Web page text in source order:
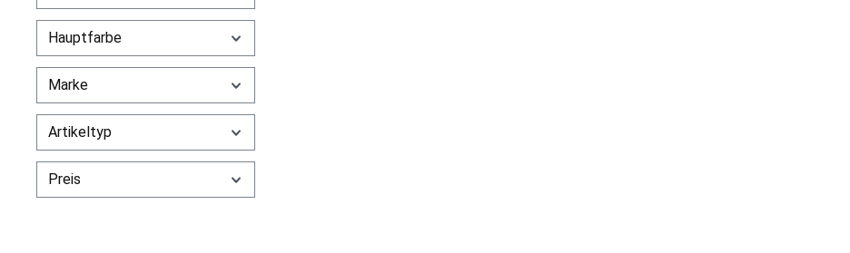
Hauptfarbe
Marke
Artikeltyp
Preis